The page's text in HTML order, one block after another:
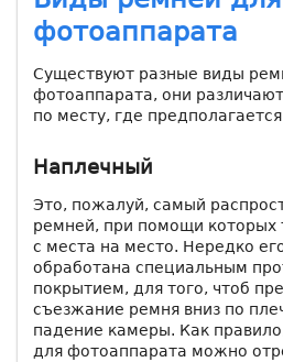
фотоаппарата
Существуют разные виды
фотоаппарата, они
по месту, где
Наплечный
Это, пожалуй, самый
ремней, при помощи
с места на место. Нередко
обработана специальным
покрытием, для того, чтоб
съезжание ремня вниз по
падение камеры. Как
для фотоаппарата можно